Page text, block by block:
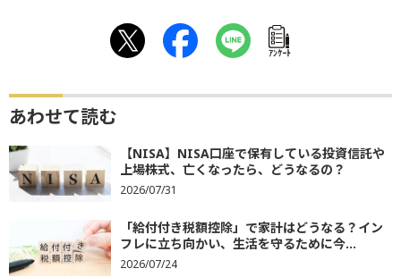
ｱﾝｹｰﾄ
あわせて読む
【NISA】NISA口座で保有している投資信託や
上場株式、亡くなったら、どうなるの？
2026/07/31
「給付付き税額控除」で家計はどうなる？イン
フレに立ち向かい、生活を守るために今...
2026/07/24